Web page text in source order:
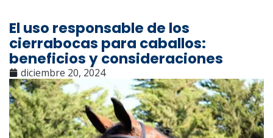
El uso responsable de los
cierrabocas para caballos:
beneficios y consideraciones
diciembre 20, 2024